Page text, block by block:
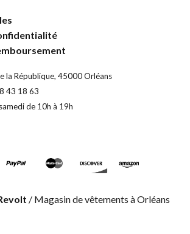
la République, 45000 Orléans
43 18 63
de 10h à 19h
/ Magasin de vêtements à Orléans